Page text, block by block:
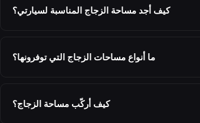
كيف أجد مساحة الزجاج المناسبة لسيارتي؟
ما أنواع مساحات الزجاج التي توفرونها؟
كيف أركّب مساحة الزجاج؟